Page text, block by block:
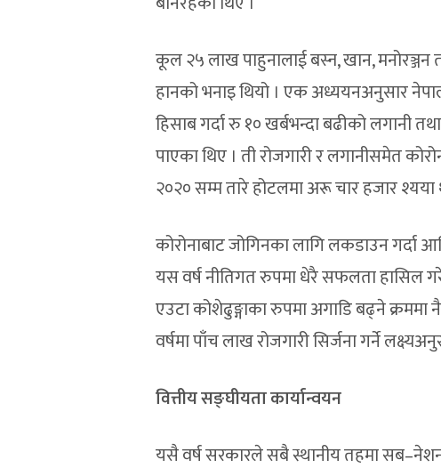
कूल २५ लाख पाहुनालाई बस्न, खान,
हानको भनाइ थियो । एक अध्ययनअनुसार
हिसाब गर्दा रु १० खर्बभन्दा बढीको लगानी
पाएका थिए । ती रोजगारी र लगानीसमेत
२०२० सम्म तारे होटलमा अरू चार हजार श्यया
कोरोनाबाट जोगिनका लागि लकडाउन
यस वर्ष नीतिगत रुपमा धेरै सफलता हासिल
एउटा कोशेढुङ्गाका रुपमा अगाडि बढ्ने क्रममा
वर्षमा पाँच लाख रोजगारी सिर्जना गर्ने
वित्तीयसङ्घीयताकार्यान्वयन
यसै वर्ष सरकारले सबै स्थानीय तहमा